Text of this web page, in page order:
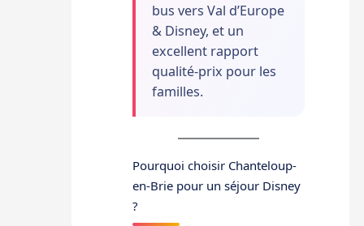
bus vers Val d’Europe
& Disney, et un
excellent rapport
qualité-prix pour les
familles.
Pourquoi choisir Chanteloup-
en-Brie pour un séjour Disney
?